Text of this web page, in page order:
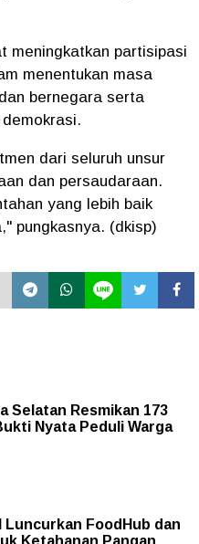
meningkatkan partisipasi
menentukan masa
bernegara serta
dari seluruh unsur
dan persaudaraan.
yang lebih baik
pungkasnya. (dkisp)
Selatan Resmikan 173
Nyata Peduli Warga
Luncurkan FoodHub dan
Ketahanan Pangan